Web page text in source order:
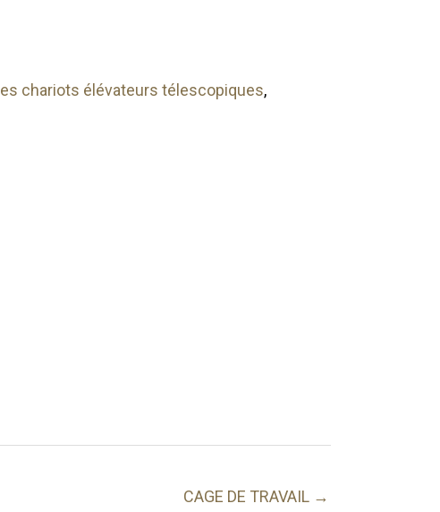
chariots élévateurs télescopiques,
CAGE DE TRAVAIL →